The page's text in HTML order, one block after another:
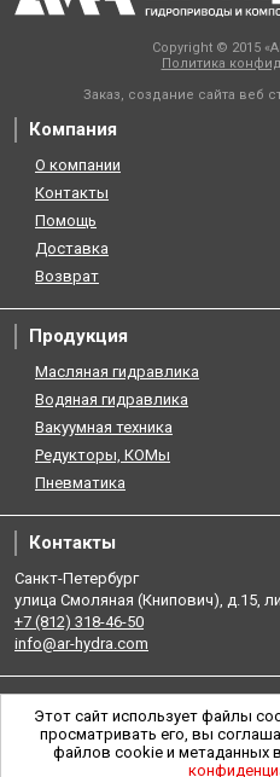
Этот сайт использует файлы
просматривать его, вы
файлов cookie и метаданных
Copyright © 2015
Политика
Заказ, создание сайта веб
Компания
О компании
Контакты
Помощь
Доставка
Возврат
Продукция
Масляная гидравлика
Водяная гидравлика
Вакуумная техника
Редукторы, КОМы
Пневматика
Контакты
Санкт-Петербург
улица Смоляная (Книпович), д.15,
+7 (812) 318-46-50
info@ar-hydra.com